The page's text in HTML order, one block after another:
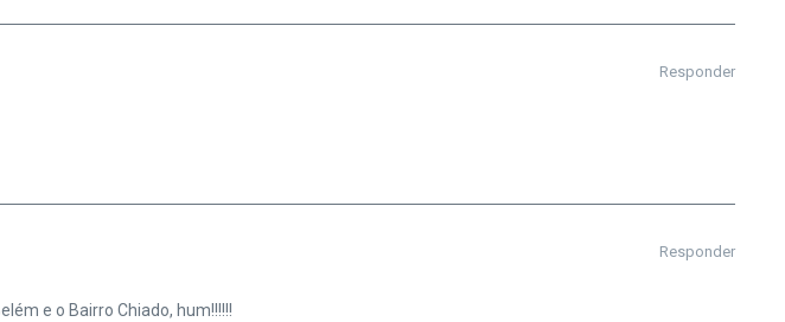
Responder
Responder
e o Bairro Chiado, hum!!!!!!